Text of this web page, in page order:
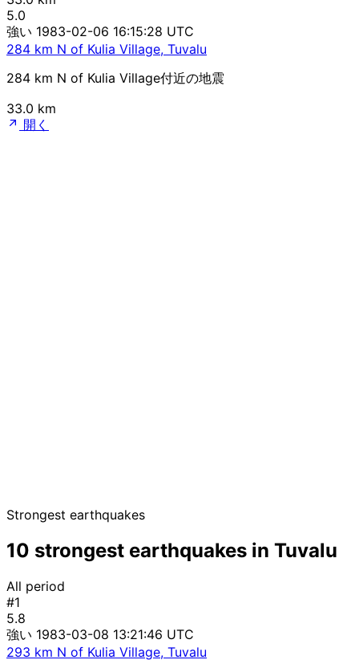
5.0
強い 1983-02-06 16:15:28 UTC
284 km N of Kulia Village, Tuvalu
284 km N of Kulia Village付近の地震
33.0 km
開く
Strongest earthquakes
10 strongest earthquakes in Tuvalu
All period
#1
5.8
強い 1983-03-08 13:21:46 UTC
293 km N of Kulia Village, Tuvalu